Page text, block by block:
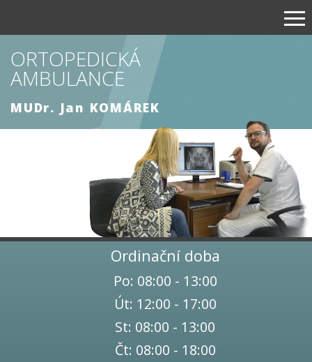
ORTOPEDICKÁ
AMBULANCE
MUDr. Jan KOMÁREK
Ordinační doba
Po: 08:00 - 13:00
Út: 12:00 - 17:00
St: 08:00 - 13:00
Čt: 08:00 - 18:00